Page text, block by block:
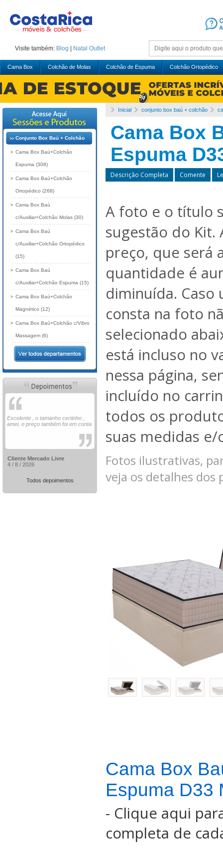
Visite também: Blog Natal Outlet
Cama Box Colchão de Molas Colchão de Espuma Colchão Ortopédico
Inicial conjunto box baú + colchão
Cama Box
Espuma
Descrição Completa Comente
A foto e o título
sugestão do Kit.
preço, que será
quantidade é
diminuída.
consta na foto
selecionado
está incluso no
nessa página,
incluído no
todos os
suas medidas e/
Fotos ilustrativas,
veja os detalhes dos
Cama Box
Espuma D33
- Clique aqui
completa de
Conjunto Box Baú + Colchão
Cama Box Baú+Colchão
Espuma (308)
Cama Box Baú+Colchão
Ortopédico (268)
Cama Box Baú
c/Auxiliar+Colchão Molas (30)
Cama Box Baú
c/Auxiliar+Colchão Ortopédico
(15)
Cama Box Baú
c/Auxiliar+Colchão Espuma (15)
Cama Box Baú+Colchão
Magnético (12)
Cama Box Baú+Colchão c/Vibro
Massagem (6)
Excelente , o tamanho certinho ,
amei, o preço também foi em conta
Cliente Mercado Livre
4 / 8 / 2026
Todos depoimentos